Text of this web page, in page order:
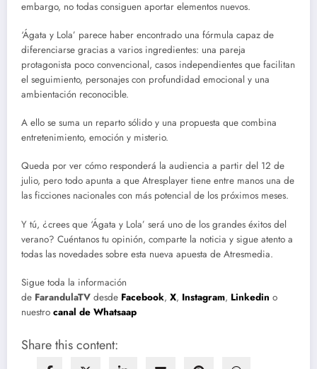
embargo, no todas consiguen aportar elementos nuevos.
‘Ágata y Lola’ parece haber encontrado una fórmula capaz de
diferenciarse gracias a varios ingredientes: una pareja
protagonista poco convencional, casos independientes que facilitan
el seguimiento, personajes con profundidad emocional y una
ambientación reconocible.
A ello se suma un reparto sólido y una propuesta que combina
entretenimiento, emoción y misterio.
Queda por ver cómo responderá la audiencia a partir del 12 de
julio, pero todo apunta a que Atresplayer tiene entre manos una de
las ficciones nacionales con más potencial de los próximos meses.
Y tú, ¿crees que ‘Ágata y Lola’ será uno de los grandes éxitos del
verano? Cuéntanos tu opinión, comparte la noticia y sigue atento a
todas las novedades sobre esta nueva apuesta de Atresmedia.
Sigue toda la información
de FarandulaTV desde Facebook, X, Instagram, Linkedin o
nuestro canal de Whatsaap
Share this content: